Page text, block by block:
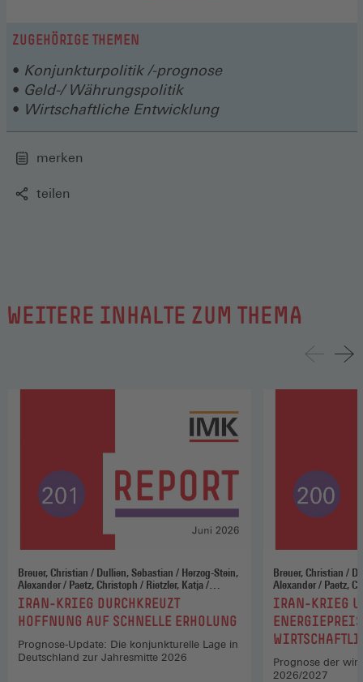
Fenster)
ZUGEHÖRIGE THEMEN
Konjunkturpolitik /-prognose
Geld-/ Währungspolitik
Wirtschaftliche Entwicklung
merken
teilen
WEITERE INHALTE ZUM THEMA
Breuer, Christian / Dullien, Sebastian / Herzog-Stein,
Alexander / Paetz, Christoph / Rietzler, Katja /
Stephan, Sabine / Theobald, Thomas / Tober, Silke /
Watzka, Sebastian
:IRAN-KRIEG DURCHKREUZT
HOFFNUNG AUF SCHNELLE ERHOLUNG
Prognose-Update: Die konjunkturelle Lage in
Deutschland zur Jahresmitte 2026
Breuer, Christian / Dullien, Sebastian / Herzog-Stein,
Alexander / Paetz, Christoph / Rietzler, Katja /
Stephan, Sabine / Theobald, Thomas / Tober, Silke /
Watzka, Sebastian
:IRAN-KRIEG
Prognose der
2026/2027